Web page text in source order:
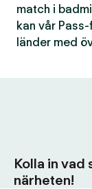
match i
kan vår
länder med
Kolla in
närheten!